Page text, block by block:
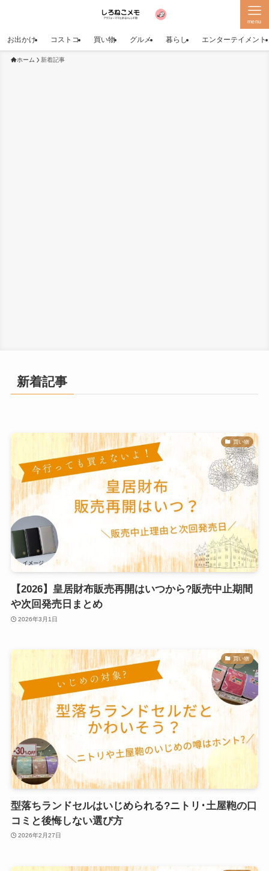
menu
お出かけ コストコ 買い物 グルメ 暮らし エンターテイメント
ホーム 新着記事
新着記事
買い物
【2026】皇居財布販売再開はいつから?販売中止期間
や次回発売日まとめ
2026年3月1日
買い物
型落ちランドセルはいじめられる?ニトリ･土屋鞄の口
コミと後悔しない選び方
2026年2月27日